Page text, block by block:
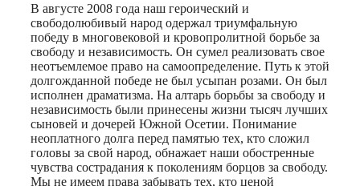
В августе 2008 года наш героический и
свободолюбивый народ одержал триумфальную
победу в многовековой и кровопролитной борьбе за
свободу и независимость. Он сумел реализовать свое
неотъемлемое право на самоопределение. Путь к этой
долгожданной победе не был усыпан розами. Он был
исполнен драматизма. На алтарь борьбы за свободу и
независимость были принесены жизни тысяч лучших
сыновей и дочерей Южной Осетии. Понимание
неоплатного долга перед памятью тех, кто сложил
головы за свой народ, обнажает наши обостренные
чувства сострадания к поколениям борцов за свободу.
Мы не имеем права забывать тех, кто ценой